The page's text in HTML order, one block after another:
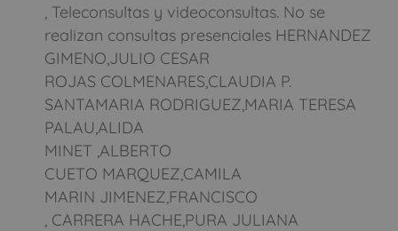
, Teleconsultas y videoconsultas. No se
realizan consultas presenciales HERNANDEZ
GIMENO,JULIO CESAR
ROJAS COLMENARES,CLAUDIA P.
SANTAMARIA RODRIGUEZ,MARIA TERESA
PALAU,ALIDA
MINET ,ALBERTO
CUETO MARQUEZ,CAMILA
MARIN JIMENEZ,FRANCISCO
, CARRERA HACHE,PURA JULIANA